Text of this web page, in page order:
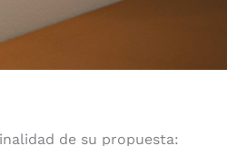
de su propuesta: